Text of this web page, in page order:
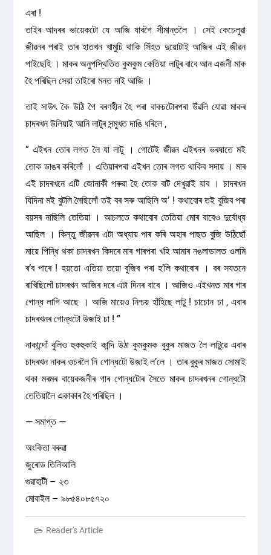
এৰা !
তাইৰ আদৰৰ ভায়েকটো যে আজি যাবগৈ সীমান্তলৈ । সেই কেচেলুৱা
জীৱনৰ পৰাই তাৰ হাতখন খামুচি থাকি সিঁহত দুয়োটাই আজিৰ এই জীৱন
পাইছেহি । মাকৰ অনুপস্থিতিত কুমকুম কেতিয়া লাটুৰ বাবে আন এজনী মাক
হৈ পৰিছিল সেয়া তাইৰো মনত নাই আজি ।
তাই সাউৎ কৈ উঠি গৈ বৰণহীন হৈ পৰা বাকচটোৰপৰা উঁৱলি যোৱা মাকৰ
চাদৰখন উলিয়াই আনি লাটুৰ সন্মুখত দাঙি ধৰিলে ,
” এইখন তোৰ লগত লৈ যা লাটু । গোটেই জীৱন এইখনৰ ভৰষাতে মই
তোক ডাঙৰ কৰিলোঁ । এতিয়াৰপৰা এইখন তোৰ লগত থাকিব সদায় । মাৰ
এই চাদৰখনে এটি জোনাকী পৰুৱা হৈ তোক বাট দেখুৱাই যাব । চাদৰখন
যিদিনা মই বুটলি লৈছিলোঁ তই বৰ সৰু আছিলি অ’ ! কথাবোৰ তই বুজিব পৰা
বয়সৰ নাছিলি তেতিয়া । আচলতে কথাবোৰ তেতিয়া মোৰ বাবেও দুৰ্বোধ্য
আছিল । কিন্তু জীৱনৰ এটা অধ্যায় পাৰ কৰি অহাৰ পাছত বুজি উঠিছোঁ
মায়ে পিন্ধি থকা চাদৰখন কিদৰে মাৰ গাৰপৰা খহি আমাৰ নঙলাডালত ওলমি
ৰ’ব পাৰে ! হয়তো এতিয়া তয়ো বুজিব পৰা হ’লি কথাবোৰ । বৰ সযতনে
ৰাখিছিলোঁ চাদৰখন আজিৰ দৰে এটা দিনৰ বাবে । আজিও এইখনত মাৰ গাৰ
গোন্ধ লাগি আছে । আজি মায়েও নিশ্চয় হাঁহিছে লাটু ! চাচোন চা , এবাৰ
চাদৰখনৰ গোন্ধটো উজাই চা ! ”
নাকান্দোঁ বুলিও হুকহুকাই কান্দি উঠা কুমকুমক বুকুৰ মাজত লৈ লাটুৱে এবাৰ
চাদৰখন নাকৰ ওচৰলৈ নি গোন্ধটো উজাই ল’লে । তাৰ বুকুৰ মাজত সোমাই
থকা মৰমৰ বায়েকজনীৰ গাৰ গোন্ধটোৰ সৈতে মাকৰ চাদৰখনৰ গোন্ধটো
তেতিয়ালৈ একাকাৰ হৈ পৰিছিল ।
— সমাপ্ত —
অংকিতা বৰুৱা
জুৰোড তিনিআলি
গুৱাহাটী – ২৩
মোবাইল – ৯৮৫৪০৮৫৭২০
Reader's Article